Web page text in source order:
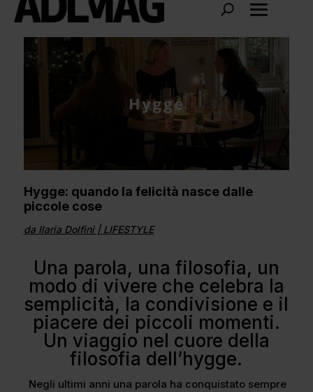
Hygge: quando la felicità nasce dalle
piccole cose
da Ilaria Dolfini| LIFESTYLE
Una parola, una filosofia, un
modo di vivere che celebra la
semplicità, la condivisione e il
piacere dei piccoli momenti.
Un viaggio nel cuore della
filosofia dell’hygge.
Negli ultimi anni una parola ha conquistato sempre